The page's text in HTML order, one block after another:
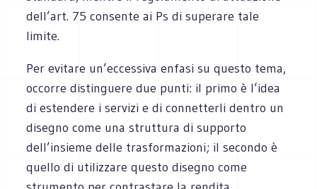
dell’art. 75 consente ai Ps di superare tale
limite.
Per evitare un’eccessiva enfasi su questo tema,
occorre distinguere due punti: il primo è l’idea
di estendere i servizi e di connetterli dentro un
disegno come una struttura di supporto
dell’insieme delle trasformazioni; il secondo è
quello di utilizzare questo disegno come